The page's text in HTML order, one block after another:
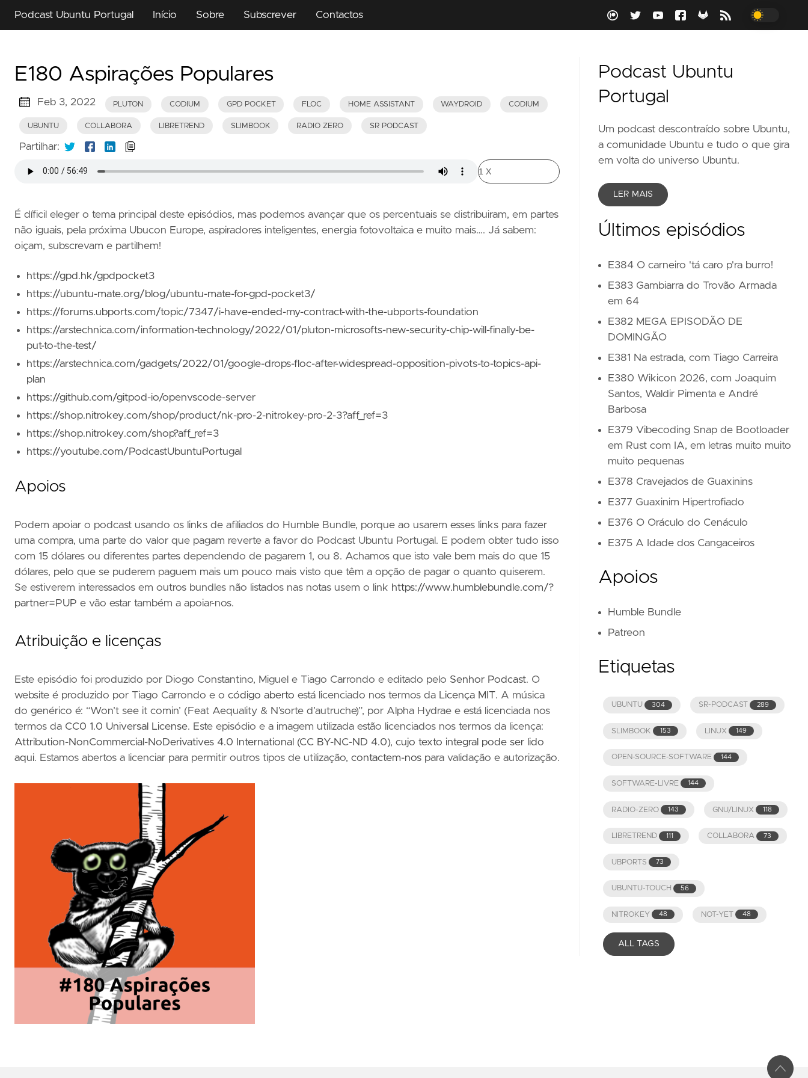
Podcast Ubuntu Portugal Início Sobre Subscrever Contactos
E180 Aspirações Populares
Feb 3, 2022 PLUTON CODIUM GPD POCKET FLOC HOME ASSISTANT WAYDROID CODIUM
UBUNTU COLLABORA LIBRETREND SLIMBOOK RADIO ZERO SR PODCAST
Partilhar:
É díficil eleger o tema principal deste episódios, mas podemos avançar que os percentuais se distribuiram, em partes
não iguais, pela próxima Ubucon Europe, aspiradores inteligentes, energia fotovoltaica e muito mais…. Já sabem:
oiçam, subscrevam e partilhem!
https://gpd.hk/gpdpocket3
https://ubuntu-mate.org/blog/ubuntu-mate-for-gpd-pocket3/
https://forums.ubports.com/topic/7347/i-have-ended-my-contract-with-the-ubports-foundation
https://arstechnica.com/information-technology/2022/01/pluton-microsofts-new-security-chip-will-finally-be-
put-to-the-test/
https://arstechnica.com/gadgets/2022/01/google-drops-floc-after-widespread-opposition-pivots-to-topics-api-
plan
https://github.com/gitpod-io/openvscode-server
https://shop.nitrokey.com/shop/product/nk-pro-2-nitrokey-pro-2-3?aff_ref=3
https://shop.nitrokey.com/shop?aff_ref=3
https://youtube.com/PodcastUbuntuPortugal
Apoios
Podem apoiar o podcast usando os links de afiliados do Humble Bundle, porque ao usarem esses links para fazer
uma compra, uma parte do valor que pagam reverte a favor do Podcast Ubuntu Portugal. E podem obter tudo isso
com 15 dólares ou diferentes partes dependendo de pagarem 1, ou 8. Achamos que isto vale bem mais do que 15
dólares, pelo que se puderem paguem mais um pouco mais visto que têm a opção de pagar o quanto quiserem.
Se estiverem interessados em outros bundles não listados nas notas usem o link https://www.humblebundle.com/?
partner=PUP e vão estar também a apoiar-nos.
Atribuição e licenças
Este episódio foi produzido por Diogo Constantino, Miguel e Tiago Carrondo e editado pelo Senhor Podcast. O
website é produzido por Tiago Carrondo e o código aberto está licenciado nos termos da Licença MIT. A música
do genérico é: “Won’t see it comin’ (Feat Aequality & N’sorte d’autruche)”, por Alpha Hydrae e está licenciada nos
termos da CC0 1.0 Universal License. Este episódio e a imagem utilizada estão licenciados nos termos da licença:
Attribution-NonCommercial-NoDerivatives 4.0 International (CC BY-NC-ND 4.0), cujo texto integral pode ser lido
aqui. Estamos abertos a licenciar para permitir outros tipos de utilização, contactem-nos para validação e autorização.
Podcast Ubuntu
Portugal
Um podcast descontraído sobre Ubuntu,
a comunidade Ubuntu e tudo o que gira
em volta do universo Ubuntu.
LER MAIS
Últimos episódios
E384 O carneiro 'tá caro p'ra burro!
E383 Gambiarra do Trovão Armada
em 64
E382 MEGA EPISODÃO DE
DOMINGÃO
E381 Na estrada, com Tiago Carreira
E380 Wikicon 2026, com Joaquim
Santos, Waldir Pimenta e André
Barbosa
E379 Vibecoding Snap de Bootloader
em Rust com IA, em letras muito muito
muito pequenas
E378 Cravejados de Guaxinins
E377 Guaxinim Hipertrofiado
E376 O Oráculo do Cenáculo
E375 A Idade dos Cangaceiros
Apoios
Humble Bundle
Patreon
Etiquetas
UBUNTU 304 SR-PODCAST 289
SLIMBOOK 153 LINUX 149
OPEN-SOURCE-SOFTWARE 144
SOFTWARE-LIVRE 144
RADIO-ZERO 143 GNU/LINUX 118
LIBRETREND 111 COLLABORA 73
UBPORTS 73
UBUNTU-TOUCH 56
NITROKEY 48 NOT-YET 48
ALL TAGS